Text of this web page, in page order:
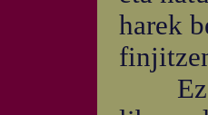
harek
Ez